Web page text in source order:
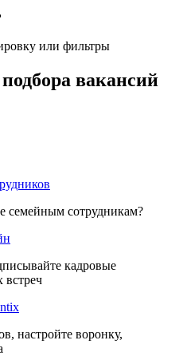
или фильтры
вакансий
семейным сотрудникам?
кадровые
встреч
настройте воронку,